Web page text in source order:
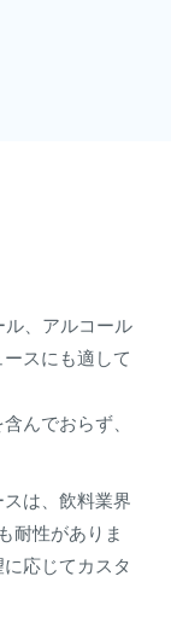
ル、アルコール
スにも適して
んでおらず、
は、飲料業界
耐性がありま
応じてカスタ